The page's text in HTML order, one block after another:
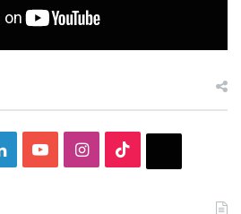
LinkedInYouTubeInstagram